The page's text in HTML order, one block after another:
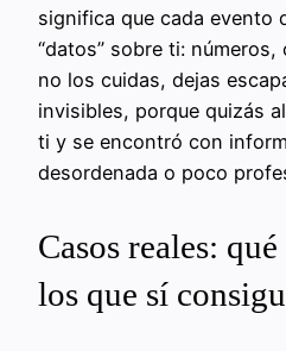
significa que cada evento
“datos” sobre ti:
no los cuidas, dejas
invisibles, porque quizás
ti y se encontró con
desordenada o poco
Casos reales:
los que sí